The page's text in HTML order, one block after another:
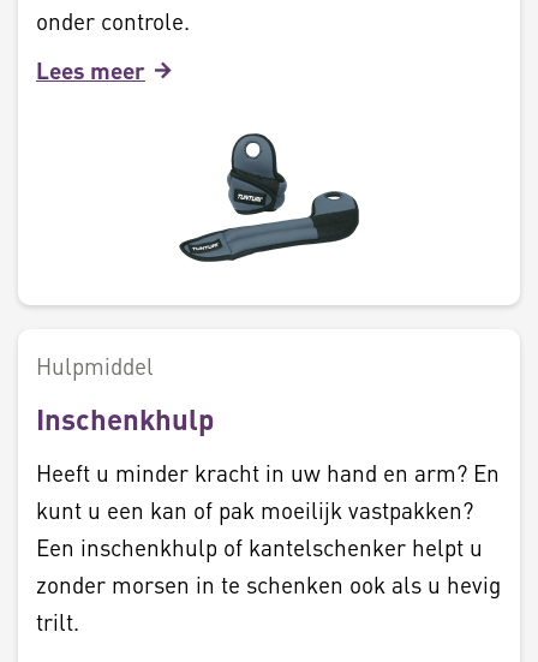
onder controle.
Lees meer
Hulpmiddel
Inschenkhulp
Heeft u minder kracht in uw hand en arm? En
kunt u een kan of pak moeilijk vastpakken?
Een inschenkhulp of kantelschenker helpt u
zonder morsen in te schenken ook als u hevig
trilt.